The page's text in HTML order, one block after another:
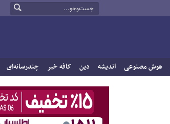
هوش مصنوعی اندیشه دین کافه خبر چندرسانه‌ای